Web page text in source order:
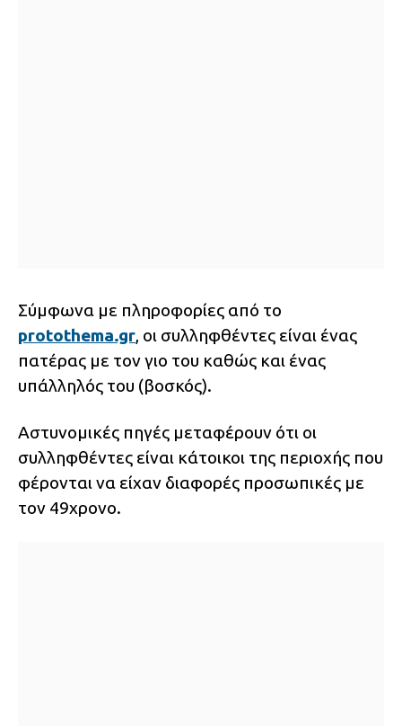
Σύμφωνα με πληροφορίες από το
protothema.gr, οι συλληφθέντες είναι ένας
πατέρας με τον γιο του καθώς και ένας
υπάλληλός του (βοσκός).
Αστυνομικές πηγές μεταφέρουν ότι οι
συλληφθέντες είναι κάτοικοι της περιοχής που
φέρονται να είχαν διαφορές προσωπικές με
τον 49χρονο.